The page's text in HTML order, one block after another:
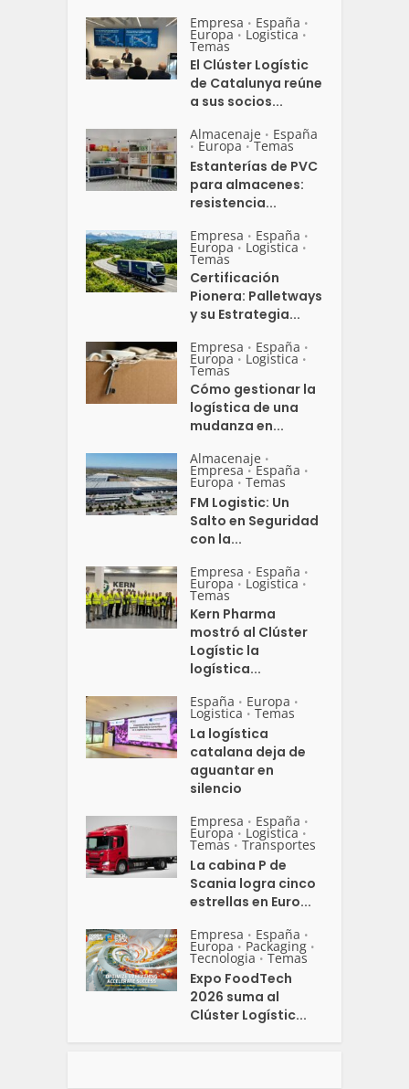
Empresa • España •
Europa • Logistica •
Temas
El Clúster Logístic
de Catalunya reúne
a sus socios...
Almacenaje • España
• Europa • Temas
Estanterías de PVC
para almacenes:
resistencia...
Empresa • España •
Europa • Logistica •
Temas
Certificación
Pionera: Palletways
y su Estrategia...
Empresa • España •
Europa • Logistica •
Temas
Cómo gestionar la
logística de una
mudanza en...
Almacenaje •
Empresa • España •
Europa • Temas
FM Logistic: Un
Salto en Seguridad
con la...
Empresa • España •
Europa • Logistica •
Temas
Kern Pharma
mostró al Clúster
Logístic la
logística...
España • Europa •
Logistica • Temas
La logística
catalana deja de
aguantar en
silencio
Empresa • España •
Europa • Logistica •
Temas • Transportes
La cabina P de
Scania logra cinco
estrellas en Euro...
Empresa • España •
Europa • Packaging •
Tecnologia • Temas
Expo FoodTech
2026 suma al
Clúster Logístic...